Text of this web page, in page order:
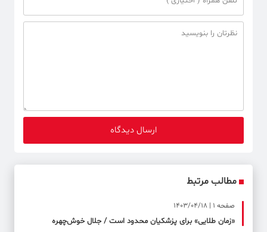
مطالب مرتبط
صفحه ۱ | 1403/04/18
«زمان طلایی» برای پزشکیان محدود است / جلال خوش‌چهره